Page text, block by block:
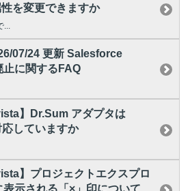
を変更できますか
07/24 更新 Salesforce
に関するFAQ
】Dr.Sum アダプタは
していますか
】プロジェクトエクスプロ